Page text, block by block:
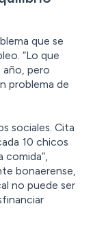
que se
“Lo que
pero
problema de
sociales. Cita
10 chicos
bonaerense,
no puede ser